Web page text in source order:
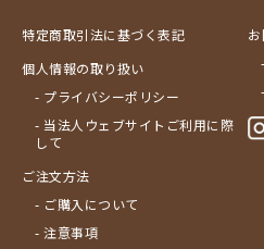
特定商取引法に基づく表記
個人情報の取り扱い
- プライバシーポリシー
- 当法人ウェブサイトご利用に際
して
ご注文方法
- ご購入について
- 注意事項